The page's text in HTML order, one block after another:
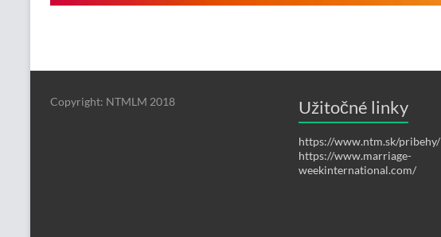
Copyright: NTMLM 2018 Užitočné linky
https://www.ntm.sk/pribehy/
https://www.marriage-
weekinternational.com/